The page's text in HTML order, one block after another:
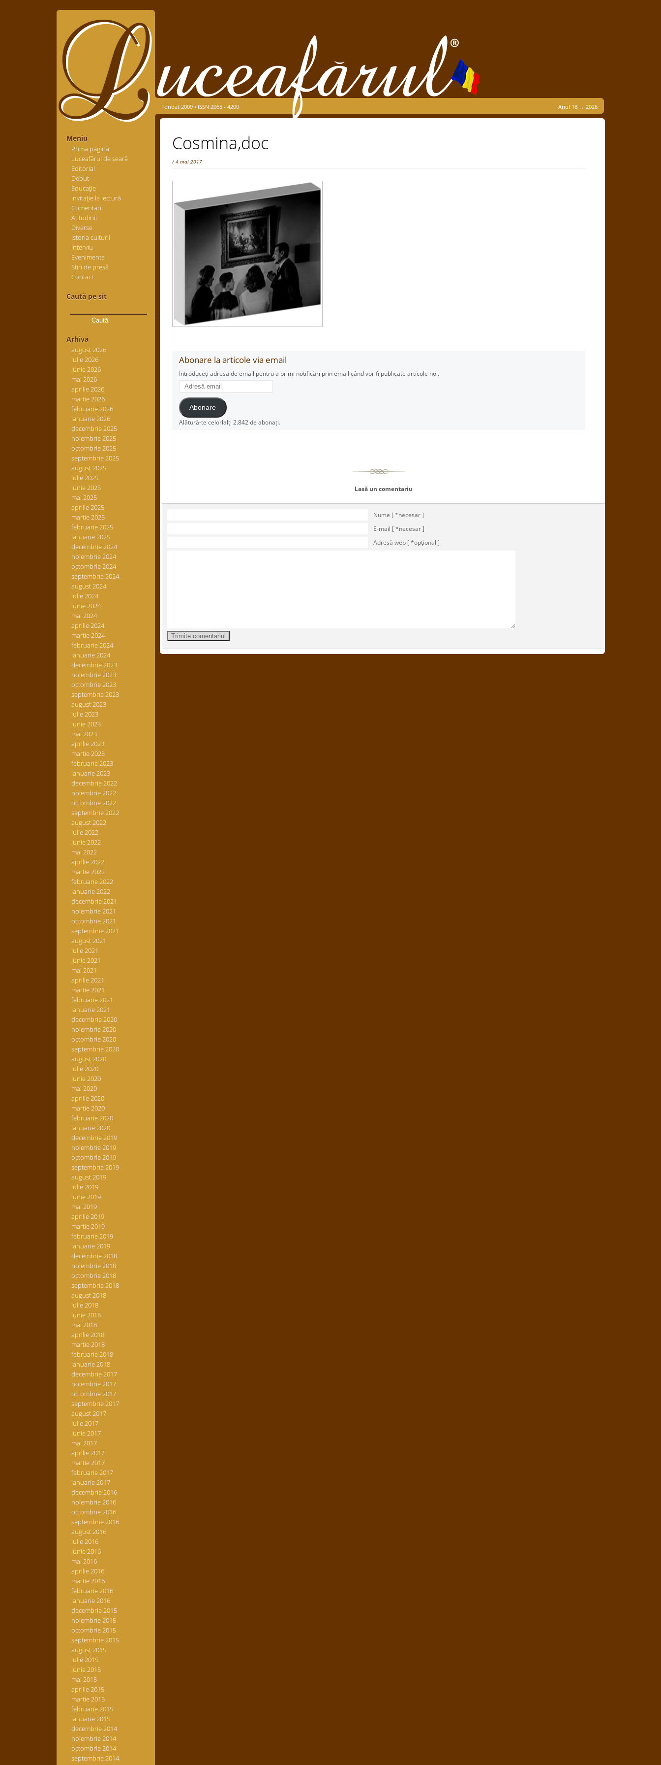
Meniu
Prima pagină
Luceafărul de seară
Editorial
Debut
Educaţie
Invitaţie la lectură
Comentarii
Atitudinii
Diverse
Istoria culturii
Interviu
Evenimente
Știri de presă
Contact
Caută pe sit
după:
Arhiva
august 2026
iulie 2026
iunie 2026
mai 2026
aprilie 2026
martie 2026
februarie 2026
ianuarie 2026
decembrie 2025
noiembrie 2025
octombrie 2025
septembrie 2025
august 2025
iulie 2025
iunie 2025
mai 2025
aprilie 2025
martie 2025
februarie 2025
ianuarie 2025
decembrie 2024
noiembrie 2024
octombrie 2024
septembrie 2024
august 2024
iulie 2024
iunie 2024
mai 2024
aprilie 2024
martie 2024
februarie 2024
ianuarie 2024
decembrie 2023
noiembrie 2023
octombrie 2023
septembrie 2023
august 2023
iulie 2023
iunie 2023
mai 2023
aprilie 2023
martie 2023
februarie 2023
ianuarie 2023
decembrie 2022
noiembrie 2022
octombrie 2022
septembrie 2022
august 2022
iulie 2022
iunie 2022
mai 2022
aprilie 2022
martie 2022
februarie 2022
ianuarie 2022
decembrie 2021
noiembrie 2021
octombrie 2021
septembrie 2021
august 2021
iulie 2021
iunie 2021
mai 2021
aprilie 2021
martie 2021
februarie 2021
ianuarie 2021
decembrie 2020
noiembrie 2020
octombrie 2020
septembrie 2020
august 2020
iulie 2020
iunie 2020
mai 2020
aprilie 2020
martie 2020
februarie 2020
ianuarie 2020
decembrie 2019
noiembrie 2019
octombrie 2019
septembrie 2019
august 2019
iulie 2019
iunie 2019
mai 2019
aprilie 2019
martie 2019
februarie 2019
ianuarie 2019
decembrie 2018
noiembrie 2018
octombrie 2018
septembrie 2018
august 2018
iulie 2018
iunie 2018
mai 2018
aprilie 2018
martie 2018
februarie 2018
ianuarie 2018
decembrie 2017
noiembrie 2017
octombrie 2017
septembrie 2017
august 2017
iulie 2017
iunie 2017
mai 2017
aprilie 2017
martie 2017
februarie 2017
ianuarie 2017
decembrie 2016
noiembrie 2016
octombrie 2016
septembrie 2016
august 2016
iulie 2016
iunie 2016
mai 2016
aprilie 2016
martie 2016
februarie 2016
ianuarie 2016
decembrie 2015
noiembrie 2015
octombrie 2015
septembrie 2015
august 2015
iulie 2015
iunie 2015
mai 2015
aprilie 2015
martie 2015
februarie 2015
ianuarie 2015
decembrie 2014
noiembrie 2014
octombrie 2014
septembrie 2014
Fondat 2009 • ISSN 2065 - 4200 Anul 18 → 2026
Cosmina,doc
/ 4 mai 2017
Abonare la articole via email
Introduceți adresa de email pentru a primi notificări prin email când vor fi publicate articole noi.
Adresă
email
Abonare
Alătură-te celorlalți 2.842 de abonați.
Lasă un comentariu
Nume [ *necesar ]
E-mail [ *necesar ]
Adresă web [ *opţional ]